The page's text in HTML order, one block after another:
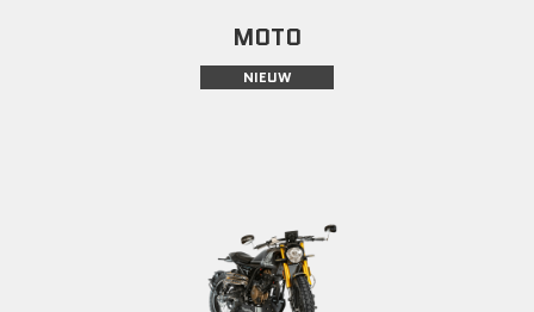
MOTO
NIEUW